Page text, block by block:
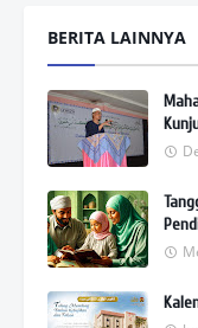
BERITA LAINNYA